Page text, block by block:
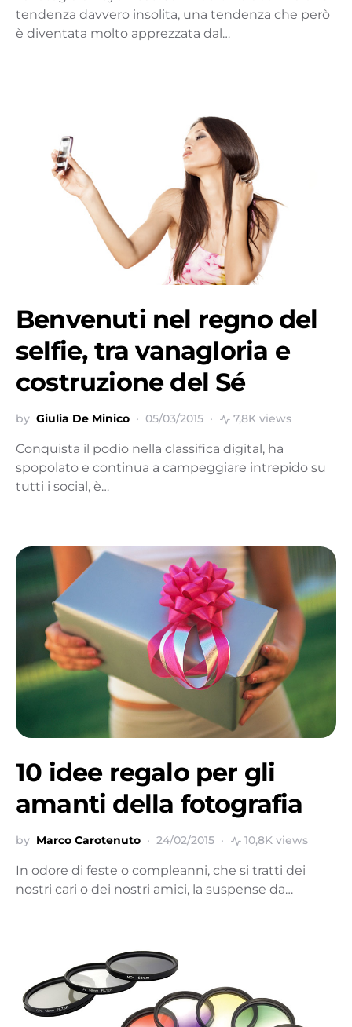
tendenza davvero insolita, una tendenza che però
è diventata molto apprezzata dal…
Benvenuti nel regno del
selfie, tra vanagloria e
costruzione del Sé
by Giulia De Minico 05/03/2015 7,8K views
Conquista il podio nella classifica digital, ha
spopolato e continua a campeggiare intrepido su
tutti i social, è…
10 idee regalo per gli
amanti della fotografia
by Marco Carotenuto 24/02/2015 10,8K views
In odore di feste o compleanni, che si tratti dei
nostri cari o dei nostri amici, la suspense da…